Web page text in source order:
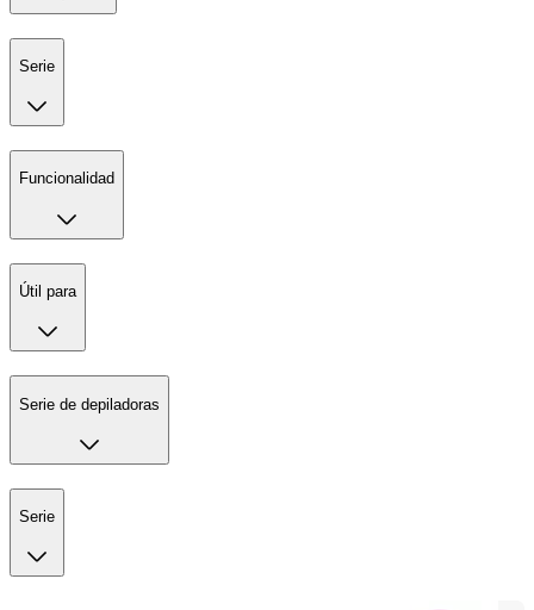
Serie
Funcionalidad
Útil para
Serie de depiladoras
Serie